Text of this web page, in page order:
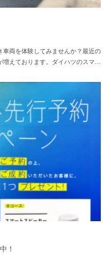
両を体験してみませんか？最近の
増えております。ダイハツのスマ…
！